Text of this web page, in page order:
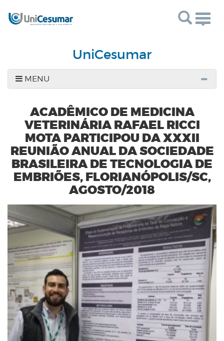
UniCesumar
MENU
ACADÊMICO DE MEDICINA
VETERINÁRIA RAFAEL RICCI
MOTA PARTICIPOU DA XXXII
REUNIÃO ANUAL DA SOCIEDADE
BRASILEIRA DE TECNOLOGIA DE
EMBRIÕES, FLORIANÓPOLIS/SC,
AGOSTO/2018